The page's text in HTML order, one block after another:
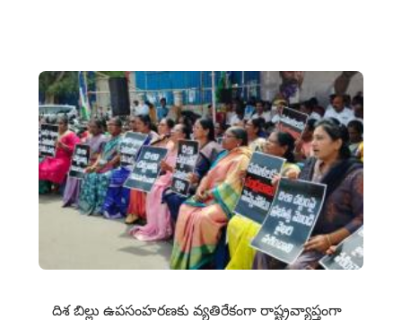
దిశ బిల్లు ఉపసంహరణకు వ్యతిరేకంగా రాష్ట్రవ్యాప్తంగా